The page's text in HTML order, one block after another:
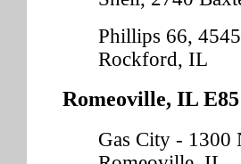
Phillips 66,
Rockford, IL
Romeoville, IL
Gas City - 1300